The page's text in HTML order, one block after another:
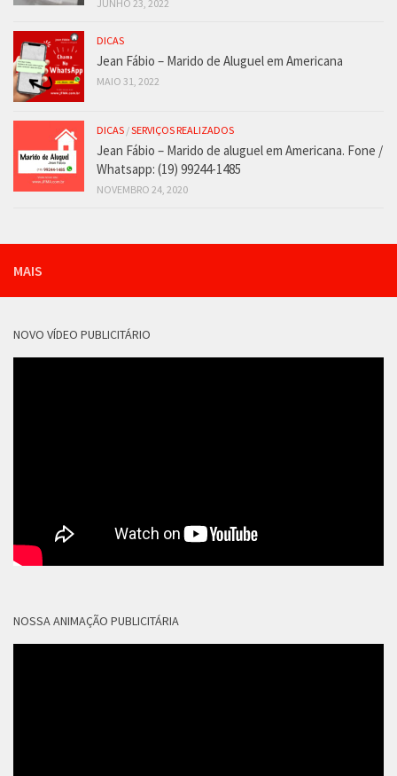
JUNHO 23, 2022
DICAS
Jean Fábio – Marido de Aluguel em Americana
MAIO 31, 2022
DICAS /SERVIÇOS REALIZADOS
Jean Fábio – Marido de aluguel em Americana. Fone /
Whatsapp: (19) 99244-1485
NOVEMBRO 24, 2020
MAIS
NOVO VÍDEO PUBLICITÁRIO
NOSSA ANIMAÇÃO PUBLICITÁRIA